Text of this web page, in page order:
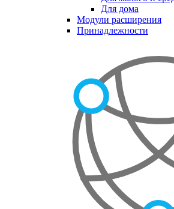
Для дома
Модули расширения
Принадлежности